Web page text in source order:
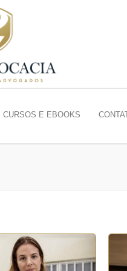
CURSOS E EBOOKS